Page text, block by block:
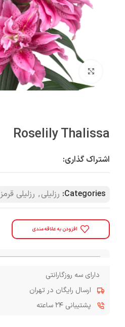
بزرگنمایی تصویر
Roselily Thalissa
اشتراک گذاری:
Categories: رزلیلی, رزلیلی قرمز
افزودن به علاقه مندی
دارای سه روزگارانتی
ارسال رایگان در تهران
پشتیبانی ۲۴ ساعته